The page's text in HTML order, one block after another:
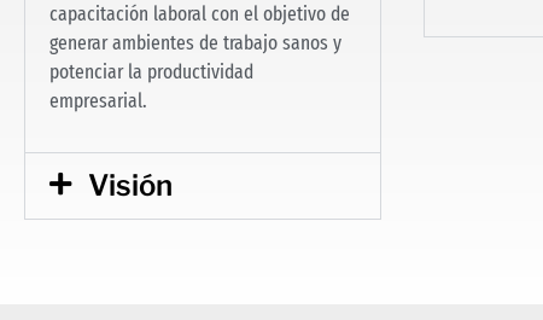
capacitación laboral con el objetivo de
generar ambientes de trabajo sanos y
potenciar la productividad
empresarial.
Visión